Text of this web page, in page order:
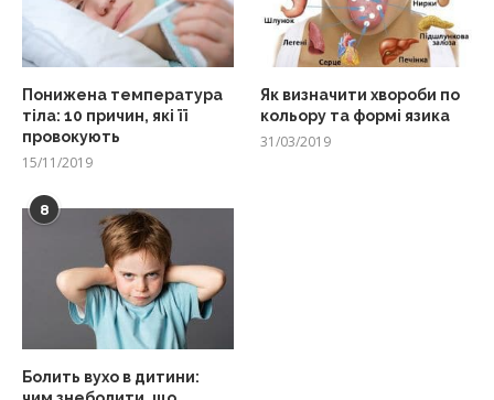
Понижена температура
тіла: 10 причин, які її
провокують
15/11/2019
Як визначити хвороби по
кольору та формі язика
31/03/2019
8
Болить вухо в дитини: